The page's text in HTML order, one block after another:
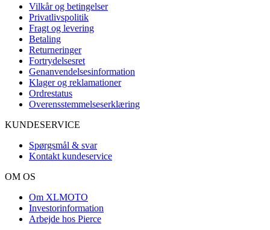
Vilkår og betingelser
Privatlivspolitik
Fragt og levering
Betaling
Returneringer
Fortrydelsesret
Genanvendelsesinformation
Klager og reklamationer
Ordrestatus
Overensstemmelseserklæring
KUNDESERVICE
Spørgsmål & svar
Kontakt kundeservice
OM OS
Om XLMOTO
Investorinformation
Arbejde hos Pierce